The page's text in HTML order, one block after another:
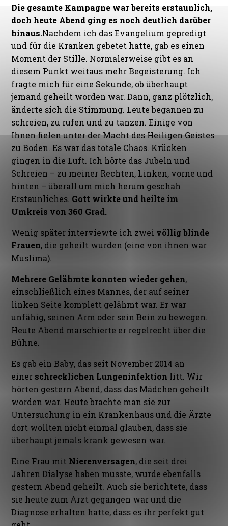
Die gesamte Kampagne war bereits erstaunlich,
doch heute Abend ging es noch deutlich darüber
hinaus.Nachdem ich das Evangelium gepredigt
und für die Kranken gebetet hatte, gab es einen
Moment der Stille. Normalerweise gibt es an
diesem Punkt weitaus mehr Begeisterung. Ich
fragte mich für eine Sekunde, ob überhaupt
jemand geheilt worden war. Dann, ganz plötzlich,
änderte sich die Stimmung. Leute begannen zu
schreien, zu rufen und zu tanzen. Einige von
Ihnen fielen unter der Macht des Heiligen Geistes
zu Boden. Es war das totale Chaos. Krücken
gingen in die Luft. Ich hörte das Jubeln und
Schreien – zu meiner Rechten, Linken, vorne und
hinten – überall um mich herum geschah
Erstaunliches. Gott wirkte und heilte im
Umkreis von 360 Grad.
Wenig später interviewte ich zwei völlig blinde
Frauen, die geheilt wurden (eine von ihnen war
Muslima).
Mehrere Gelähmte konnten wieder gehen,
einschließlich eines Mannes, der auf seiner
linken Seite komplett gelähmt war. Er war
unfähig, seinen Arm oder sein Bein zu bewegen.
Heute Abend marschierte er regelrecht über die
Bühne.
Es gab ein Baby, das seit November 2014 an
einer schrecklichen Lungeninfektion litt. Wir
hörten gestern Abend, dass das Mädchen geheilt
worden war. Heute brachte man sie zur
Untersuchung in ein Krankenhaus und die Ärzte
dort wollten nicht einmal glauben, dass sie
überhaupt jemals krank gewesen war.
Eine Frau mit Nierenversagen, die seit drei
Jahren Dialyse haben musste, wurde ebenfalls
gestern Abend geheilt. Auch sie berichtete, dass
sie heute zum Arzt gegangen war und die
Diagnose erhalten hatte, dass es ihr perfekt gut